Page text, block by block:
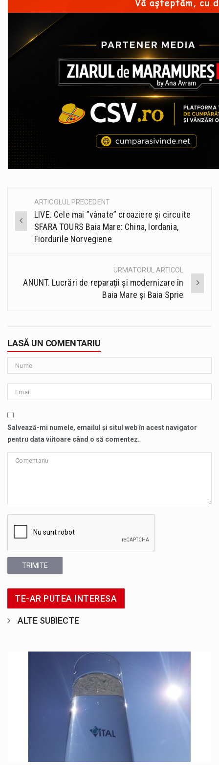
Post
navigation
ARTICOLUL PRECEDENT
LIVE. Cele mai ”vânate” croaziere și circuite
SFARA TOURS Baia Mare: China, Iordania,
Fiordurile Norvegiene
URMATORUL ARTICOL
ANUNT. Lucrări de reparații și modernizare în
Baia Mare și Baia Sprie
LASĂ UN COMENTARIU
Salvează-mi numele, emailul și situl web în acest navigator
pentru data viitoare când o să comentez.
TRIMITE
TE-AR PUTEA INTERESA
ALTE SUBIECTE